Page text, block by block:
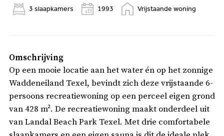
3 slaapkamers 1993 Vrijstaande woning
Omschrijving
Op een mooie locatie aan het water én op het zonnige
Waddeneiland Texel, bevindt zich deze vrijstaande 6-
persoons recreatiewoning op een perceel eigen grond
van 428 m². De recreatiewoning maakt onderdeel uit
van Landal Beach Park Texel. Met drie comfortabele